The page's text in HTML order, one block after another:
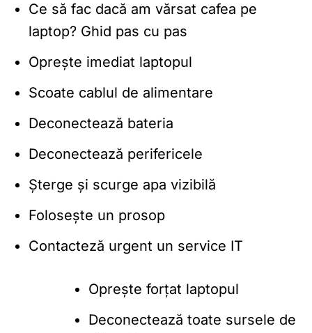
Ce să fac dacă am vărsat cafea pe
laptop? Ghid pas cu pas
Oprește imediat laptopul
Scoate cablul de alimentare
Deconectează bateria
Deconectează perifericele
Șterge și scurge apa vizibilă
Folosește un prosop
Contacteză urgent un service IT
Oprește forțat laptopul
Deconectează toate sursele de